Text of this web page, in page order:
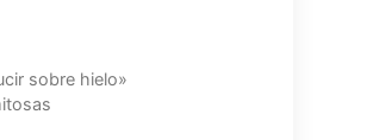
sobre hielo»